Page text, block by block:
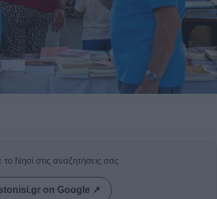
Νησί στις αναζητήσεις σας
on Google ↗